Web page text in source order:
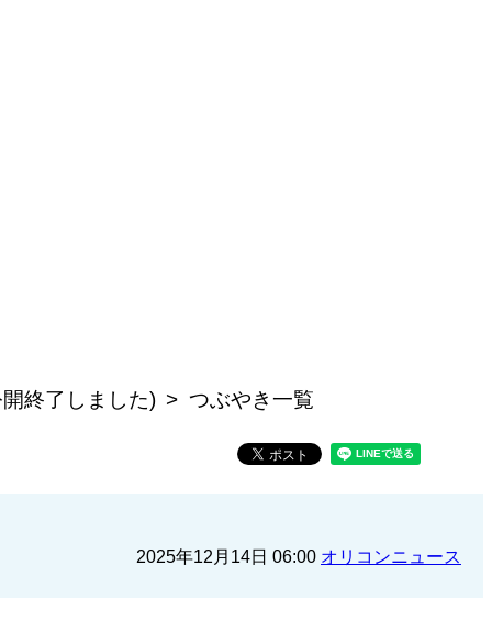
終了しました) つぶやき一覧
2025年12月14日 06:00 オリコンニュース